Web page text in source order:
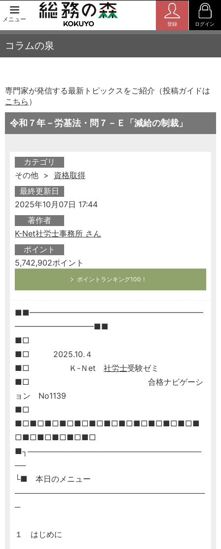
メニュー
登録 ログイン
コラムの泉
専門家が発信する最新トピックスをご紹介（投稿ガイドは
こちら ）
令和７年－労基法・問７－Ｅ「減給の制裁」
カテゴリ
その他 > 資格取得
最終更新日
2025年10月07日 17:44
著作者
K-Net社労士事務所 さん
ポイント
5,742,902ポイント
ポイントランキング100！
■■━━━━━━━━━━━━━━━━━━━━━━
━━━━━━━━━━■■
■□
■□ 2025.10.４
■□ Ｋ-Ｎet 社労士受験ゼミ
■□ 合格ナビゲーシ
ョン No1139
■□
■□■□■□■□■□■□■□■□■□■□■□■□■
□■□■□■□■□■□
■┐────────────────────────────────
──
└■ 本日のメニュー
───────────────────────────────────
─
１ はじめに